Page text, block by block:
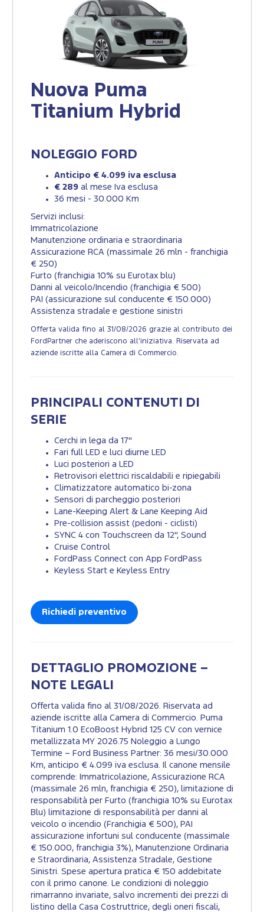
Nuova Puma
Titanium Hybrid
NOLEGGIO FORD
Anticipo € 4.099 iva esclusa
€ 289 al mese Iva esclusa
36 mesi - 30.000 Km
Servizi inclusi:
Immatricolazione
Manutenzione ordinaria e straordinaria
Assicurazione RCA (massimale 26 mln - franchigia
€ 250)
Furto (franchigia 10% su Eurotax blu)
Danni al veicolo/Incendio (franchigia € 500)
PAI (assicurazione sul conducente € 150.000)
Assistenza stradale e gestione sinistri
Offerta valida fino al 31/08/2026 grazie al contributo dei
FordPartner che aderiscono all’iniziativa. Riservata ad
aziende iscritte alla Camera di Commercio.
PRINCIPALI CONTENUTI DI
SERIE
Cerchi in lega da 17"
Fari full LED e luci diurne LED
Luci posteriori a LED
Retrovisori elettrici riscaldabili e ripiegabili
Climatizzatore automatico bi-zona
Sensori di parcheggio posteriori
Lane-Keeping Alert & Lane Keeping Aid
Pre-collision assist (pedoni - ciclisti)
SYNC 4 con Touchscreen da 12", Sound
Cruise Control
FordPass Connect con App FordPass
Keyless Start e Keyless Entry
Richiedi preventivo
DETTAGLIO PROMOZIONE –
NOTE LEGALI
Offerta valida fino al 31/08/2026. Riservata ad
aziende iscritte alla Camera di Commercio. Puma
Titanium 1.0 EcoBoost Hybrid 125 CV con vernice
metallizzata MY 2026.75 Noleggio a Lungo
Termine – Ford Business Partner: 36 mesi/30.000
Km, anticipo € 4.099 iva esclusa. Il canone mensile
comprende: Immatricolazione, Assicurazione RCA
(massimale 26 mln, franchigia € 250), limitazione di
responsabilità per Furto (franchigia 10% su Eurotax
Blu) limitazione di responsabilità per danni al
veicolo o incendio (Franchigia € 500), PAI
assicurazione infortuni sul conducente (massimale
€ 150.000, franchigia 3%), Manutenzione Ordinaria
e Straordinaria, Assistenza Stradale, Gestione
Sinistri. Spese apertura pratica € 150 addebitate
con il primo canone. Le condizioni di noleggio
rimarranno invariate, salvo incrementi dei prezzi di
listino della Casa Costruttrice, degli oneri fiscali,